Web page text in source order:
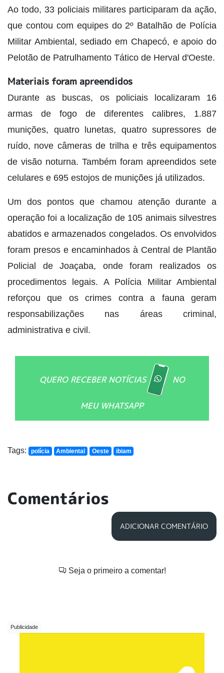
Ao todo, 33 policiais militares participaram da ação,
que contou com equipes do 2º Batalhão de Polícia
Militar Ambiental, sediado em Chapecó, e apoio do
Pelotão de Patrulhamento Tático de Herval d'Oeste.
Materiais foram apreendidos
Durante as buscas, os policiais localizaram 16
armas de fogo de diferentes calibres, 1.887
munições, quatro lunetas, quatro supressores de
ruído, nove câmeras de trilha e três equipamentos
de visão noturna. Também foram apreendidos sete
celulares e 695 estojos de munições já utilizados.
Um dos pontos que chamou atenção durante a
operação foi a localização de 105 animais silvestres
abatidos e armazenados congelados. Os envolvidos
foram presos e encaminhados à Central de Plantão
Policial de Joaçaba, onde foram realizados os
procedimentos legais. A Polícia Militar Ambiental
reforçou que os crimes contra a fauna geram
responsabilizações nas áreas criminal,
administrativa e civil.
QUERO RECEBER NOTÍCIAS NO
MEU WHATSAPP
Tags: polícia Ambiental Oeste ibiam
Comentários
ADICIONAR COMENTÁRIO
Seja o primeiro a comentar!